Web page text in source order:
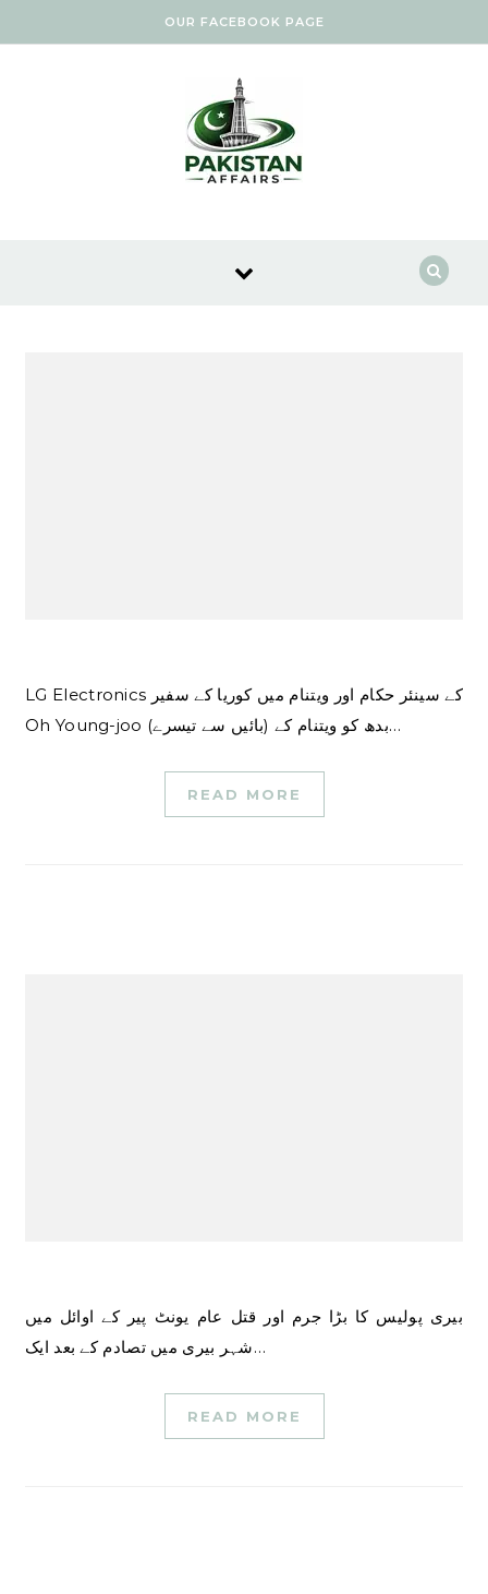
OUR FACEBOOK PAGE
LG Electronics کے سینئر حکام اور ویتنام میں کوریا کے سفیر
Oh Young-joo (بائیں سے تیسرے) بدھ کو ویتنام کے…
READ MORE
بیری پولیس کا بڑا جرم اور قتل عام یونٹ پیر کے اوائل میں
شہر بیری میں تصادم کے بعد ایک…
READ MORE